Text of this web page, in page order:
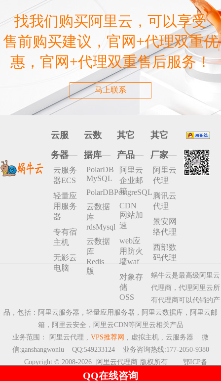
找我们购买阿里云，可以享受
售前购买建议，官网+代理双重优
惠，官网+代理双重售后服务！
马上联系
云服
务器
云服务
器ECS
轻量应
用服务
器
专有宿
主机
无影云
电脑
云数
据库
PolarDB
MySQL
PolarDBPostgreSQL
云数据
库
rdsMysql
云数据
库
Redis
版
其它
产品
阿里云
企业邮
箱
CDN
网站加
速
web应
用防火
墙waf
对象存
储
OSS
其它
厂家
阿里云
代理
腾讯云
代理
景安网
络代理
西部数
码代理
蜗牛云是最高级阿里云
代理商，代理阿里云所
有代理商可以代销的产
品，包括：阿里云服务器，轻量应用服务器，阿里云数据库，阿里云邮
箱，阿里云安全，阿里云CDN等阿里云相关产品
业务范围：
阿里云代理 , VPS推荐网 , 虚拟主机 , 云服务器
微
信:ganshangwoniu QQ:549233124 业务咨询热线:177-2050-9380
Copyright © 2008-2026
阿里云代理商 版权所有
鄂ICP备
2023009510号-8
QQ在线咨询